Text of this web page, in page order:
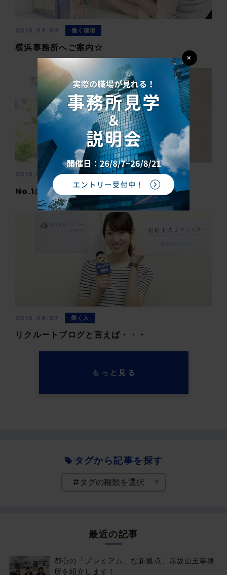
2019.09.04 働く環境
横浜事務所へご案内☆
2019.08.20 働く人
No.1の事務所を目指して！！
2019.08.07 働く人
リクルートブログと言えば・・・
もっと見る
タグから記事を探す
最近の記事
都心の「プレミアム」な新拠点、赤坂山王事務
所を紹介します！
×